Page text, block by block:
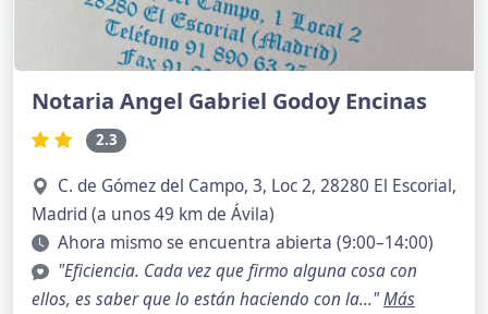
Notaria Angel Gabriel Godoy Encinas
2.3
C. de Gómez del Campo, 3, Loc 2, 28280 El Escorial,
Madrid (a unos 49 km de Ávila)
Ahora mismo se encuentra abierta (9:00–14:00)
"Eficiencia. Cada vez que firmo alguna cosa con
ellos, es saber que lo están haciendo con la..."Más